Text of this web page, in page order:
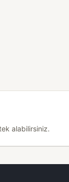
alabilirsiniz.